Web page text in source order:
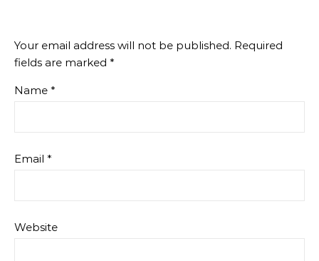
Your email address will not be published. Required
fields are marked *
Name *
Email *
Website